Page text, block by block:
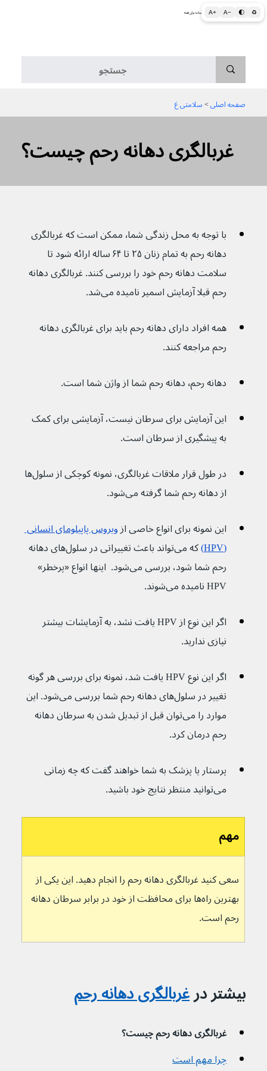
A+ A− 🌓 ♻ اطلاعات پزشکی و بهداشتی به زبان ساده برای همه
صفحه اصلی > سلامتی غ
غربالگری دهانه رحم چیست؟
با توجه به محل زندگی شما٬ ممکن است که غربالگری
دهانه رحم به تمام زنان ۲۵ تا ۶۴ ساله ارائه شود تا
سلامت دهانه رحم خود را بررسی کنند. غربالگری دهانه
رحم قبلا آزمایش اسمیر نامیده می‌شد.
همه افراد دارای دهانه رحم باید برای غربالگری دهانه
رحم مراجعه کنند.
دهانه رحم٬ دهانه رحم شما از واژن شما است.
این آزمایش برای سرطان نیست، آزمایشی برای کمک
به پیشگیری از سرطان است.
در طول قرار ملاقات غربالگری، نمونه کوچکی از سلول‌ها
از دهانه رحم شما گرفته می‌شود.
این نمونه برای انواع خاصی از ویروس پاپیلومای انسانی
(HPV)
که می‌تواند باعث تغییراتی در سلول‌های دهانه
رحم شما شود، بررسی می‌شود.  اینها انواع «پرخطر»
HPV نامیده می‌شوند.
اگر این نوع از HPV یافت نشد، به آزمایشات بیشتر
نیازی ندارید.
اگر این نوع HPV یافت شد، نمونه برای بررسی هر گونه
تغییر در سلول‌های دهانه رحم شما بررسی می‌شود. این
موارد را می‌توان قبل از تبدیل شدن به سرطان دهانه
رحم درمان کرد.
پرستار یا پزشک به شما خواهند گفت که چه زمانی
می‌توانید منتظر نتایج خود باشید.
مهم
سعی کنید غربالگری دهانه رحم را انجام دهید. این یکی از
بهترین راه‌ها برای محافظت از خود در برابر سرطان دهانه
رحم است.
بیشتر در غربالگری دهانه رحم
غربالگری دهانه رحم چیست؟
چرا مهم است